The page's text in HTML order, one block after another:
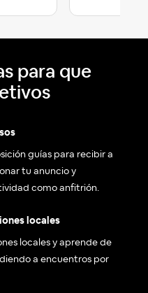
para que
guías para recibir a
tu anuncio y
como anfitrión.
locales
locales y aprende de
a encuentros por